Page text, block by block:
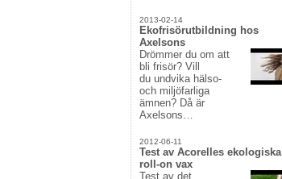
2013-02-14
Ekofrisörutbildning hos
Axelsons
Drömmer du om att
bli frisör? Vill
du undvika hälso-
och miljöfarliga
ämnen? Då är
Axelsons…
2012-06-11
Test av Acorelles ekologiska
roll-on vax
Test av det